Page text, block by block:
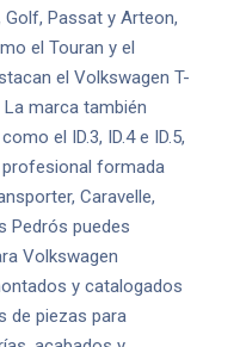
Passat y Arteon,
el Touran y el
el Volkswagen T-
La marca también
el ID.3, ID.4 e ID.5,
formada
Caravelle,
Pedrós puedes
Volkswagen
y catalogados
de piezas para